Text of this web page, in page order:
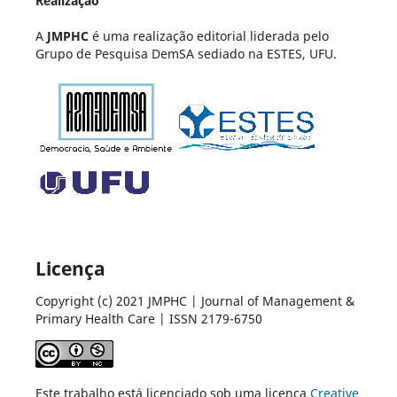
A JMPHCé uma realização editorial liderada pelo
Grupo de Pesquisa DemSA sediado na ESTES, UFU.
Licença
Copyright (c) 2021 JMPHC | Journal of Management &
Primary Health Care | ISSN 2179-6750
Este trabalho está licenciado sob uma licença Creative